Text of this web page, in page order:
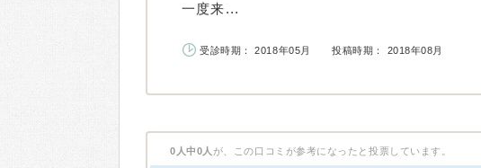
一度来...
受診時期： 2018年05月 投稿時期： 2018年08月
0人中0人 が、この口コミが参考になったと投票しています。